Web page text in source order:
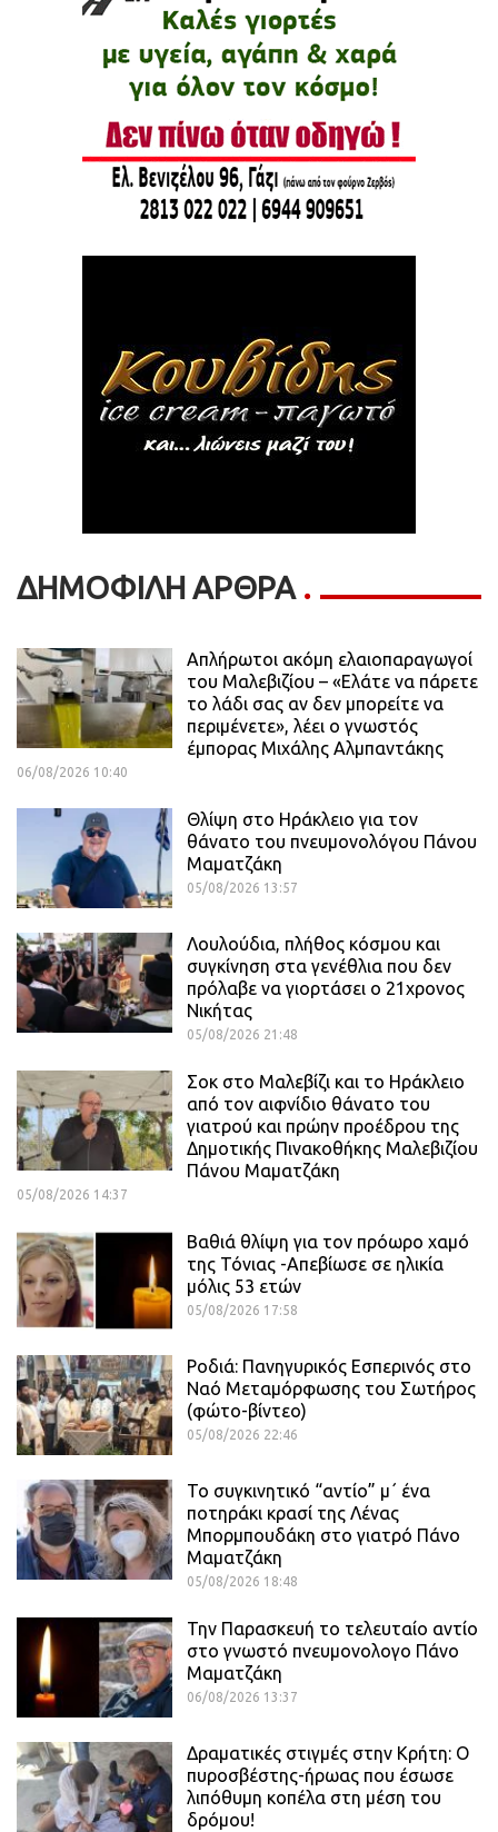
ΔΗΜΟΦΙΛΗ ΑΡΘΡΑ
Απλήρωτοι ακόμη ελαιοπαραγωγοί
του Μαλεβιζίου – «Ελάτε να πάρετε
το λάδι σας αν δεν μπορείτε να
περιμένετε», λέει ο γνωστός
έμπορας Μιχάλης Αλμπαντάκης
06/08/2026 10:40
Θλίψη στο Ηράκλειο για τον
θάνατο του πνευμονολόγου Πάνου
Μαματζάκη
05/08/2026 13:57
Λουλούδια, πλήθος κόσμου και
συγκίνηση στα γενέθλια που δεν
πρόλαβε να γιορτάσει ο 21χρονος
Νικήτας
05/08/2026 21:48
Σοκ στο Μαλεβίζι και το Ηράκλειο
από τον αιφνίδιο θάνατο του
γιατρού και πρώην προέδρου της
Δημοτικής Πινακοθήκης Μαλεβιζίου
Πάνου Μαματζάκη
05/08/2026 14:37
Βαθιά θλίψη για τον πρόωρο χαμό
της Τόνιας -Απεβίωσε σε ηλικία
μόλις 53 ετών
05/08/2026 17:58
Ροδιά: Πανηγυρικός Εσπερινός στο
Ναό Μεταμόρφωσης του Σωτήρος
(φώτο-βίντεο)
05/08/2026 22:46
Το συγκινητικό “αντίο” μ΄ ένα
ποτηράκι κρασί της Λένας
Μπορμπουδάκη στο γιατρό Πάνο
Μαματζάκη
05/08/2026 18:48
Την Παρασκευή το τελευταίο αντίο
στο γνωστό πνευμονολογο Πάνο
Μαματζάκη
06/08/2026 13:37
Δραματικές στιγμές στην Κρήτη: Ο
πυροσβέστης-ήρωας που έσωσε
λιπόθυμη κοπέλα στη μέση του
δρόμου!